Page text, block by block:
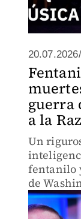
20.07.2026/
guerra
a la
Un
fentanilo
de
tensión.